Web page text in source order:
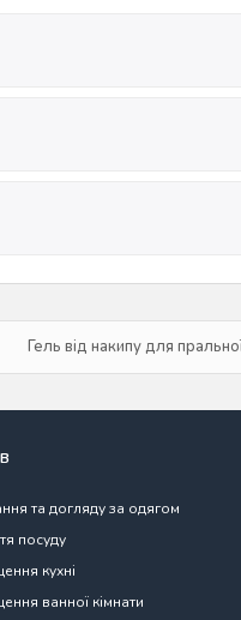
Гель від накипу для
та догляду за одягом
посуду
кухні
ванної кімнати